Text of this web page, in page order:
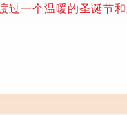
过一个温暖的圣诞节